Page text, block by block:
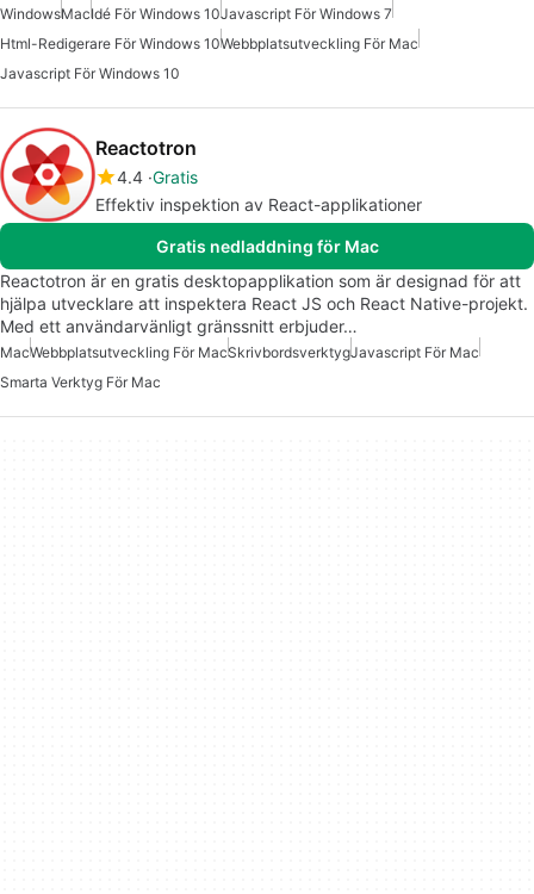
WindowsMacIdé För Windows 10Javascript För Windows 7
Html-Redigerare För Windows 10Webbplatsutveckling För Mac
Javascript För Windows 10
Reactotron
4.4 Gratis
Effektiv inspektion av React-applikationer
Gratis nedladdning för Mac
Reactotron är en gratis desktopapplikation som är designad för att
hjälpa utvecklare att inspektera React JS och React Native-projekt.
Med ett användarvänligt gränssnitt erbjuder…
MacWebbplatsutveckling För MacSkrivbordsverktygJavascript För Mac
Smarta Verktyg För Mac